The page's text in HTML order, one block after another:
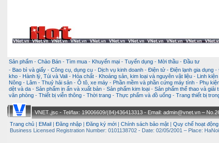
Sản phẩm - Chào Bán - Tìm mua - Khuyến mại - Tuyển dụng - Mời thầu - Đầu tư
- Bao bì và giấy - Công cụ, dụng cụ - Dịch vụ kinh doanh - Điện tử - Điện lạnh gia dụng -
kho - Hành lý, Túi và Vali - Hóa chất - Khoáng sản, kim loại và nguyên vật liệu -
Linh
Nông - Lâm - Thuỷ hải sản - Ô tô, xe máy - Phần mềm và phần cứng máy tính - Phụ
dệt và da - Sản phẩm in ấn và xuất bản - Sản phẩm kim loại - Sản phẩm thể thao và giải
văn phòng - Thiết bị viễn thông - Thời trang - Thực phẩm và đồ uống - Trang thiết bị
VNET.,jsc - Tel/fax: 19006609/(84)436413313 - Email: admin@vnet.vn –
Trang chủ
EMail Đăng nhập Đăng ký mới Chính sách bảo mật Quy chế hoạt động
Business Licensed Registration Number: 0101138702 - Date: 02/05/2001 – Place: